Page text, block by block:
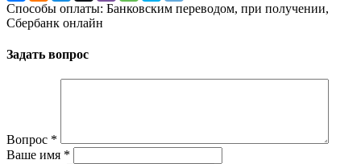
Способы оплаты: Банковским переводом, при получении,
Сбербанк онлайн
Задать вопрос
Вопрос *
Ваше имя *